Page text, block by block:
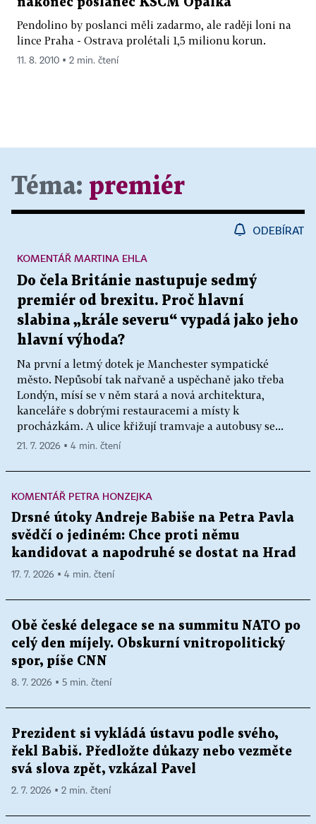
nakonec poslanec KSČM Opálka
Pendolino by poslanci měli zadarmo, ale raději loni na
lince Praha - Ostrava prolétali 1,5 milionu korun.
11. 8. 2010 ▪ 2 min. čtení
Téma: premiér
ODEBÍRAT
Do čela Británie nastupuje sedmý
premiér od brexitu. Proč hlavní
slabina „krále severu“ vypadá jako jeho
hlavní výhoda?
Na první a letmý dotek je Manchester sympatické
město. Nepůsobí tak nařvaně a uspěchaně jako třeba
Londýn, mísí se v něm stará a nová architektura,
kanceláře s dobrými restauracemi a místy k
procházkám. A ulice křižují tramvaje a autobusy se...
KOMENTÁŘ MARTINA EHLA
21. 7. 2026 ▪ 4 min. čtení
KOMENTÁŘ PETRA HONZEJKA
Drsné útoky Andreje Babiše na Petra Pavla
svědčí o jediném: Chce proti němu
kandidovat a napodruhé se dostat na Hrad
17. 7. 2026 ▪ 4 min. čtení
Obě české delegace se na summitu NATO po
celý den míjely. Obskurní vnitropolitický
spor, píše CNN
8. 7. 2026 ▪ 5 min. čtení
Prezident si vykládá ústavu podle svého,
řekl Babiš. Předložte důkazy nebo vezměte
svá slova zpět, vzkázal Pavel
2. 7. 2026 ▪ 2 min. čtení